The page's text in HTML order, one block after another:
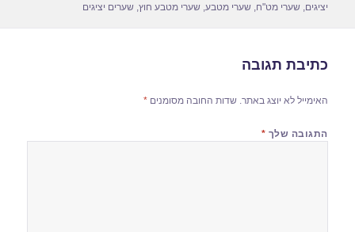
יציגים,שערי מט"ח,שערי מטבע,שערי מטבע חוץ,שערים יציגים
כתיבת תגובה
האימייל לא יוצג באתר. שדות החובה מסומנים*
התגובה שלך *